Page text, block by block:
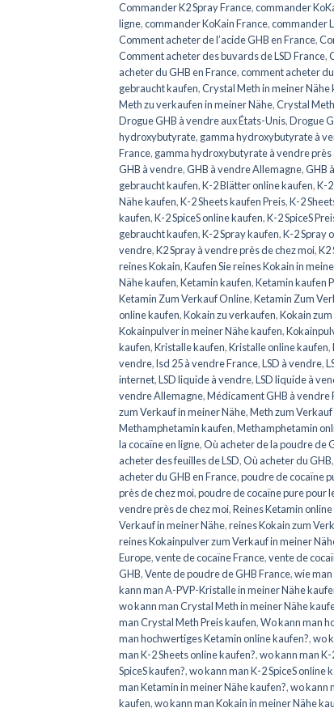
Commander K2 Spray France,commander
ligne,commander KoKain France,commander
Comment acheter de l’acide GHB en France,
Comment acheter des buvards de LSD France,
acheter du GHB en France,comment acheter
gebraucht kaufen,Crystal Meth in meiner Nähe
Meth zu verkaufen in meiner Nähe,Crystal
Drogue GHB à vendre aux États-Unis,Drogue
hydroxybutyrate, gamma hydroxybutyrate à
France, gamma hydroxybutyrate à vendre près
GHB à vendre,GHB à vendre Allemagne,GHB
gebraucht kaufen,K-2 Blätter online kaufen,K-
Nähe kaufen,K-2 Sheets kaufen Preis,K-2
kaufen,K-2 SpiceS online kaufen,K-2 SpiceS
gebraucht kaufen,K-2 Spray kaufen,K-2 Spray
vendre,K2 Spray à vendre près de chez moi,K2
reines Kokain,Kaufen Sie reines Kokain in
Nähe kaufen,Ketamin kaufen,Ketamin kaufen
Ketamin Zum Verkauf Online,Ketamin Zum
online kaufen,Kokain zu verkaufen,Kokain
Kokainpulver in meiner Nähe kaufen,
kaufen,Kristalle kaufen,Kristalle online kaufen,
vendre,lsd 25 à vendre France,LSD à vendre,
internet,LSD liquide à vendre,LSD liquide à
vendre Allemagne,Médicament GHB à vendre
zum Verkauf in meiner Nähe,Meth zum
Methamphetamin kaufen,Methamphetamin
la cocaïne en ligne,Où acheter de la poudre de
acheter des feuilles de LSD,Où acheter du GHB,
acheter du GHB en France,poudre de cocaïne
près de chez moi,poudre de cocaïne pure pour
vendre près de chez moi,Reines Ketamin
Verkauf in meiner Nähe,reines Kokain zum
reines Kokainpulver zum Verkauf in meiner
Europe,vente de cocaïne France,vente de
GHB,Vente de poudre de GHB France,wie
kann man A-PVP-Kristalle in meiner Nähe
wo kann man Crystal Meth in meiner Nähe
man Crystal Meth Preis kaufen,Wo kann man
man hochwertiges Ketamin online kaufen?,wo
man K-2 Sheets online kaufen?,wo kann man K-
SpiceS kaufen?,wo kann man K-2 SpiceS online
man Ketamin in meiner Nähe kaufen?,wo kann
kaufen,wo kann man Kokain in meiner Nähe